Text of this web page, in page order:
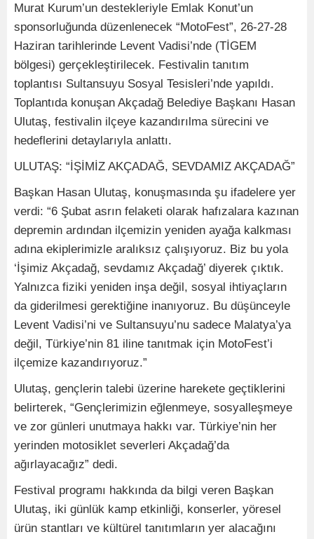
Murat Kurum’un destekleriyle Emlak Konut’un
sponsorluğunda düzenlenecek “MotoFest”, 26-27-28
Haziran tarihlerinde Levent Vadisi’nde (TİGEM
bölgesi) gerçekleştirilecek. Festivalin tanıtım
toplantısı Sultansuyu Sosyal Tesisleri’nde yapıldı.
Toplantıda konuşan Akçadağ Belediye Başkanı Hasan
Ulutaş, festivalin ilçeye kazandırılma sürecini ve
hedeflerini detaylarıyla anlattı.
ULUTAŞ: “İŞİMİZ AKÇADAĞ, SEVDAMIZ AKÇADAĞ”
Başkan Hasan Ulutaş, konuşmasında şu ifadelere yer
verdi: “6 Şubat asrın felaketi olarak hafızalara kazınan
depremin ardından ilçemizin yeniden ayağa kalkması
adına ekiplerimizle aralıksız çalışıyoruz. Biz bu yola
‘İşimiz Akçadağ, sevdamız Akçadağ’ diyerek çıktık.
Yalnızca fiziki yeniden inşa değil, sosyal ihtiyaçların
da giderilmesi gerektiğine inanıyoruz. Bu düşünceyle
Levent Vadisi’ni ve Sultansuyu’nu sadece Malatya’ya
değil, Türkiye’nin 81 iline tanıtmak için MotoFest’i
ilçemize kazandırıyoruz.”
Ulutaş, gençlerin talebi üzerine harekete geçtiklerini
belirterek, “Gençlerimizin eğlenmeye, sosyalleşmeye
ve zor günleri unutmaya hakkı var. Türkiye’nin her
yerinden motosiklet severleri Akçadağ’da
ağırlayacağız” dedi.
Festival programı hakkında da bilgi veren Başkan
Ulutaş, iki günlük kamp etkinliği, konserler, yöresel
ürün stantları ve kültürel tanıtımların yer alacağını